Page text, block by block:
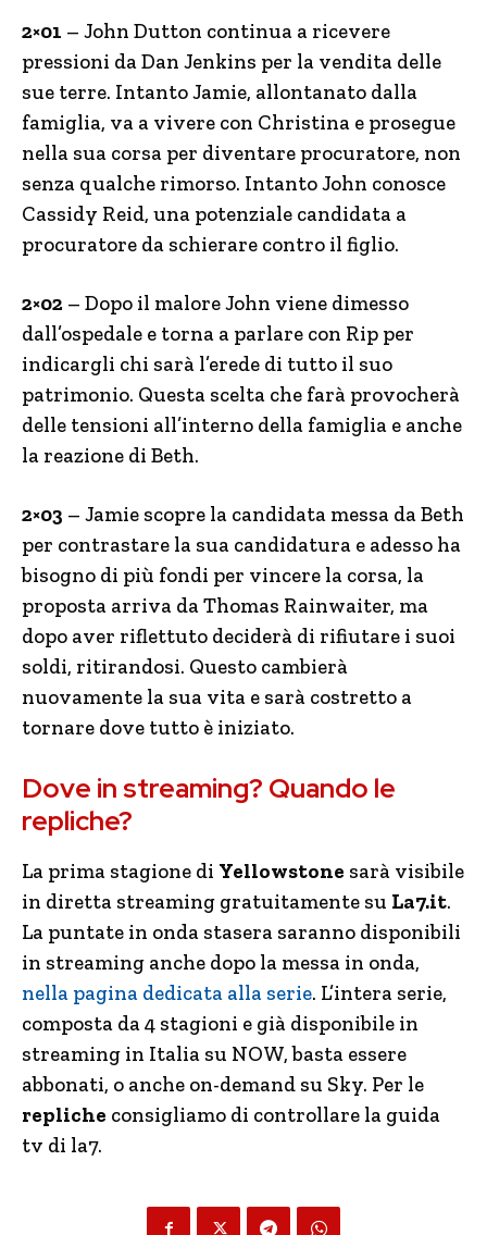
2×01 – John Dutton continua a ricevere
pressioni da Dan Jenkins per la vendita delle
sue terre. Intanto Jamie, allontanato dalla
famiglia, va a vivere con Christina e prosegue
nella sua corsa per diventare procuratore, non
senza qualche rimorso. Intanto John conosce
Cassidy Reid, una potenziale candidata a
procuratore da schierare contro il figlio.
2×02 – Dopo il malore John viene dimesso
dall’ospedale e torna a parlare con Rip per
indicargli chi sarà l’erede di tutto il suo
patrimonio. Questa scelta che farà provocherà
delle tensioni all’interno della famiglia e anche
la reazione di Beth.
2×03 – Jamie scopre la candidata messa da Beth
per contrastare la sua candidatura e adesso ha
bisogno di più fondi per vincere la corsa, la
proposta arriva da Thomas Rainwaiter, ma
dopo aver riflettuto deciderà di rifiutare i suoi
soldi, ritirandosi. Questo cambierà
nuovamente la sua vita e sarà costretto a
tornare dove tutto è iniziato.
Dove in streaming? Quando le
repliche?
La prima stagione di Yellowstone sarà visibile
in diretta streaming gratuitamente su La7.it.
La puntate in onda stasera saranno disponibili
in streaming anche dopo la messa in onda,
nella pagina dedicata alla serie. L’intera serie,
composta da 4 stagioni e già disponibile in
streaming in Italia su NOW, basta essere
abbonati, o anche on-demand su Sky. Per le
repliche consigliamo di controllare la guida
tv di la7.